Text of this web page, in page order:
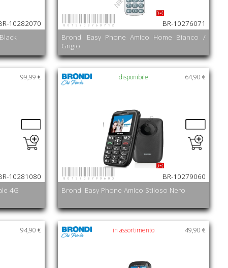
10282070
Brondi Easy Phone Amico Home Bianco /
Grigio
BR-10276071
99,99 €
4G
10281080
64,90 €
Brondi Easy Phone Amico Stiloso Nero
disponibile
BR-10279060
94,90 € 49,90 €
in assortimento